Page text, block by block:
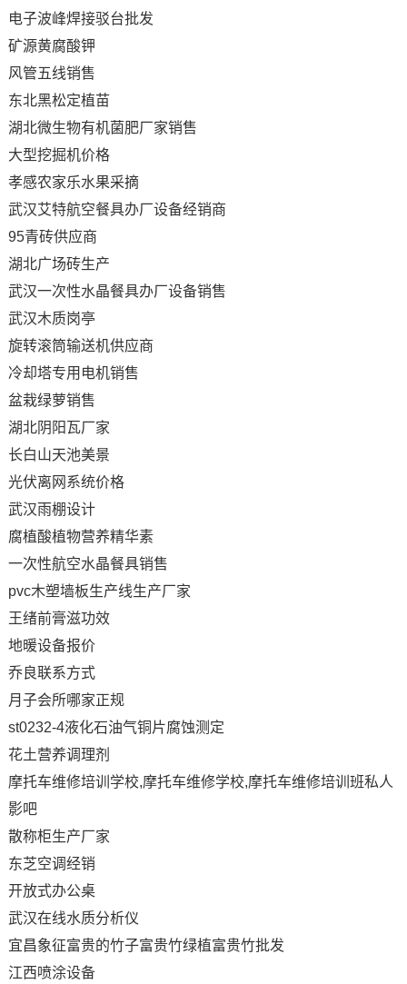
电子波峰焊接驳台批发
矿源黄腐酸钾
风管五线销售
东北黑松定植苗
湖北微生物有机菌肥厂家销售
大型挖掘机价格
孝感农家乐水果采摘
武汉艾特航空餐具办厂设备经销商
95青砖供应商
湖北广场砖生产
武汉一次性水晶餐具办厂设备销售
武汉木质岗亭
旋转滚筒输送机供应商
冷却塔专用电机销售
盆栽绿萝销售
湖北阴阳瓦厂家
长白山天池美景
光伏离网系统价格
武汉雨棚设计
腐植酸植物营养精华素
一次性航空水晶餐具销售
pvc木塑墙板生产线生产厂家
王绪前膏滋功效
地暖设备报价
乔良联系方式
月子会所哪家正规
st0232-4液化石油气铜片腐蚀测定
花土营养调理剂
摩托车维修培训学校,摩托车维修学校,摩托车维修培训班私人
影吧
散称柜生产厂家
东芝空调经销
开放式办公桌
武汉在线水质分析仪
宜昌象征富贵的竹子富贵竹绿植富贵竹批发
江西喷涂设备